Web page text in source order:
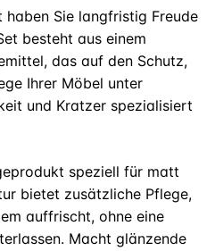
Sie langfristig Freude
besteht aus einem
das auf den Schutz,
Ihrer Möbel unter
und Kratzer spezialisiert
speziell für matt
bietet zusätzliche Pflege,
auffrischt, ohne eine
Macht glänzende